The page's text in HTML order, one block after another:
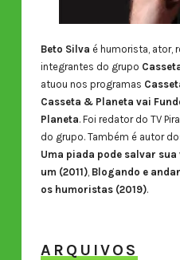
Beto Silva é humorista, ator,
integrantes do grupo
atuou nos programas
Casseta & Planeta vai
Planeta. Foi redator do TV
do grupo. Também é autor
Uma piada pode salvar
um (2011), Blogando e
os humoristas (2019).
ARQUIVOS